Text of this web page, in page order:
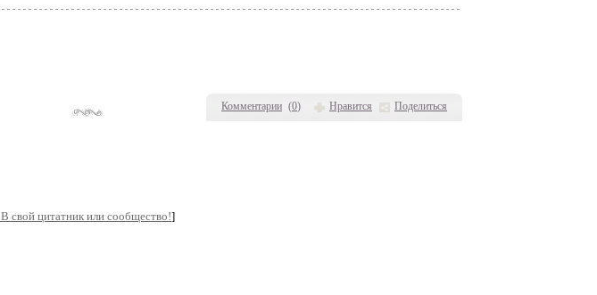
Комментарии (0) Нравится Поделиться
В свой цитатник или сообщество!]